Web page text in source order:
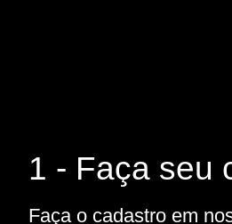
1 - Faça seu
Faça o cadastro em